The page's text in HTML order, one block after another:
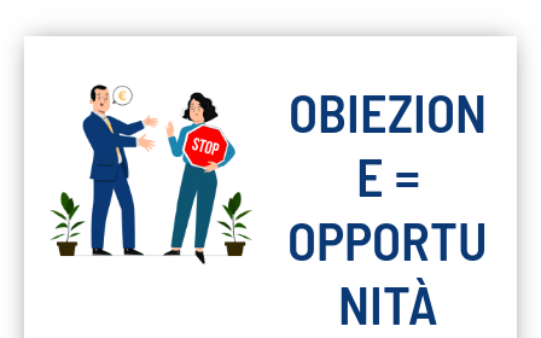
OBIEZION
E =
OPPORTU
NITÀ